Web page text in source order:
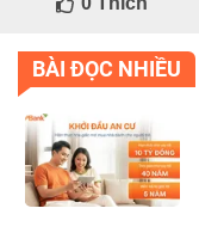
BÀI ĐỌC NHIỀU